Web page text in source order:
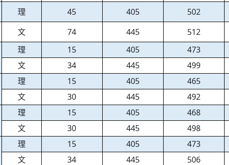
理 45 405 502
文 74 445 512
理 15 405 473
文 34 445 499
理 15 405 465
文 30 445 492
理 15 405 468
文 30 445 498
理 15 405 473
文 34 445 506